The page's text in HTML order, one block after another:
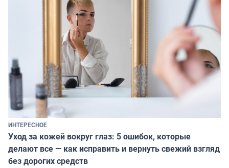
ИНТЕРЕСНОЕ
Уход за кожей вокруг глаз: 5 ошибок, которые
делают все — как исправить и вернуть свежий взгляд
без дорогих средств